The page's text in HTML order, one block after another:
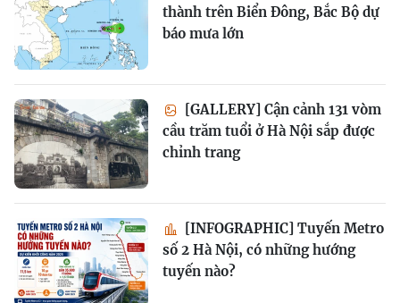
thành trên Biển Đông, Bắc Bộ dự
báo mưa lớn
[GALLERY] Cận cảnh 131 vòm
cầu trăm tuổi ở Hà Nội sắp được
chỉnh trang
[INFOGRAPHIC] Tuyến Metro
số 2 Hà Nội, có những hướng
tuyến nào?